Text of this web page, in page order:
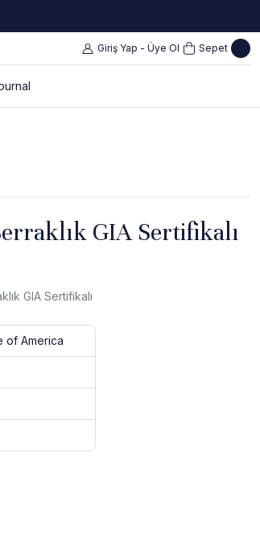
Giriş Yap - Üye Ol Sepet
GIA Sertifikalı
GIA Sertifikalı
of America